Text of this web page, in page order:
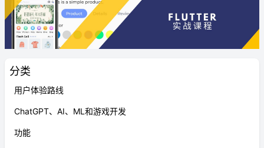
分类
用户体验路线
ChatGPT、AI、ML和游戏开发
功能